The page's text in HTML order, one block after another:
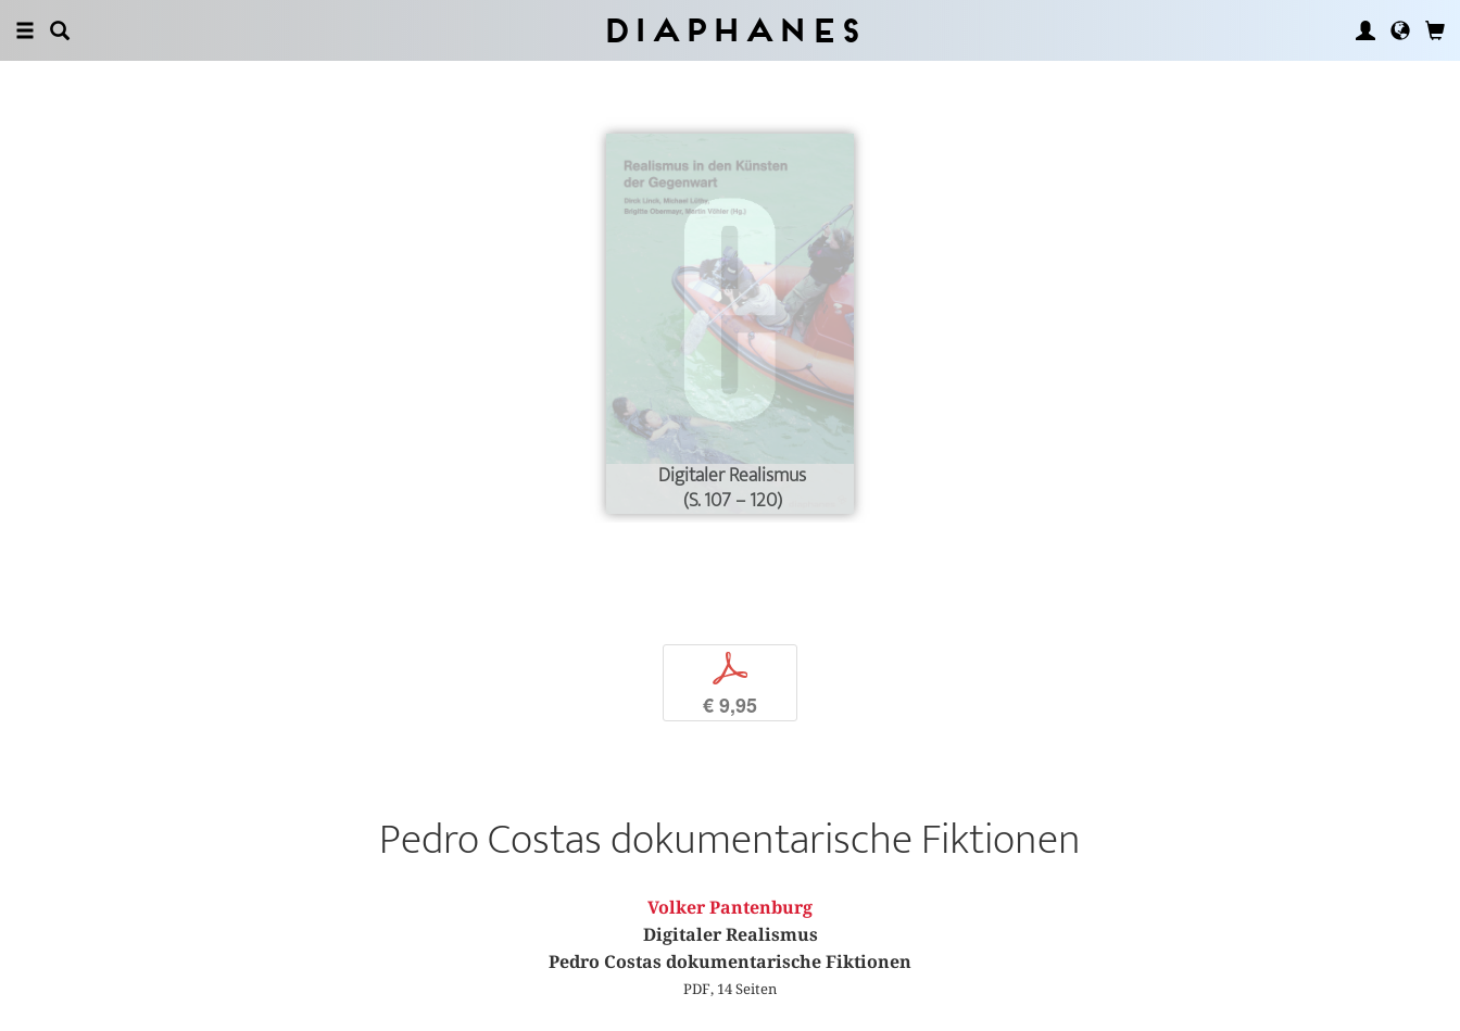
Diaphanes
Digitaler Realismus
(S. 107 – 120)
p
€ 9,95
Pedro Costas dokumentarische Fiktionen
Volker Pantenburg
Digitaler Realismus
Pedro Costas dokumentarische Fiktionen
PDF, 14 Seiten